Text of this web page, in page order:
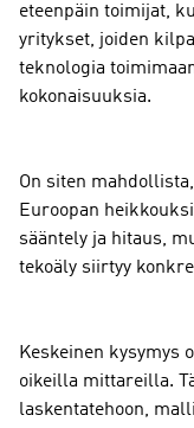
eteenpäin toimijat,
yritykset, joiden
teknologia
kokonaisuuksia.
On siten
Euroopan
sääntely ja hitaus,
tekoäly siirtyy
Keskeinen kysymys
oikeilla mittareilla.
laskentatehoon,